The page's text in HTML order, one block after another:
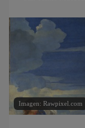
Imagen: Rawpixel.com